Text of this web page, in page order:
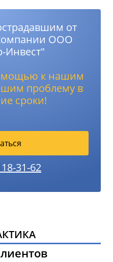
от
ООО
Инвест"
к нашим
проблему в
сроки!
31-62